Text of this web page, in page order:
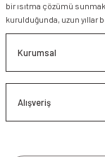
bir ısıtma çözümü
kurulduğunda, uzun yıllar
Kurumsal
Alışveriş